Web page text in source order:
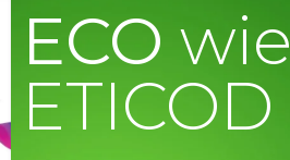
ECO wie
ETICOD